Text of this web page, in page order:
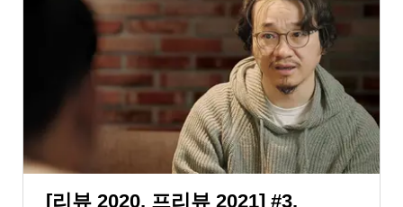
[리뷰 2020, 프리뷰 2021] #3.